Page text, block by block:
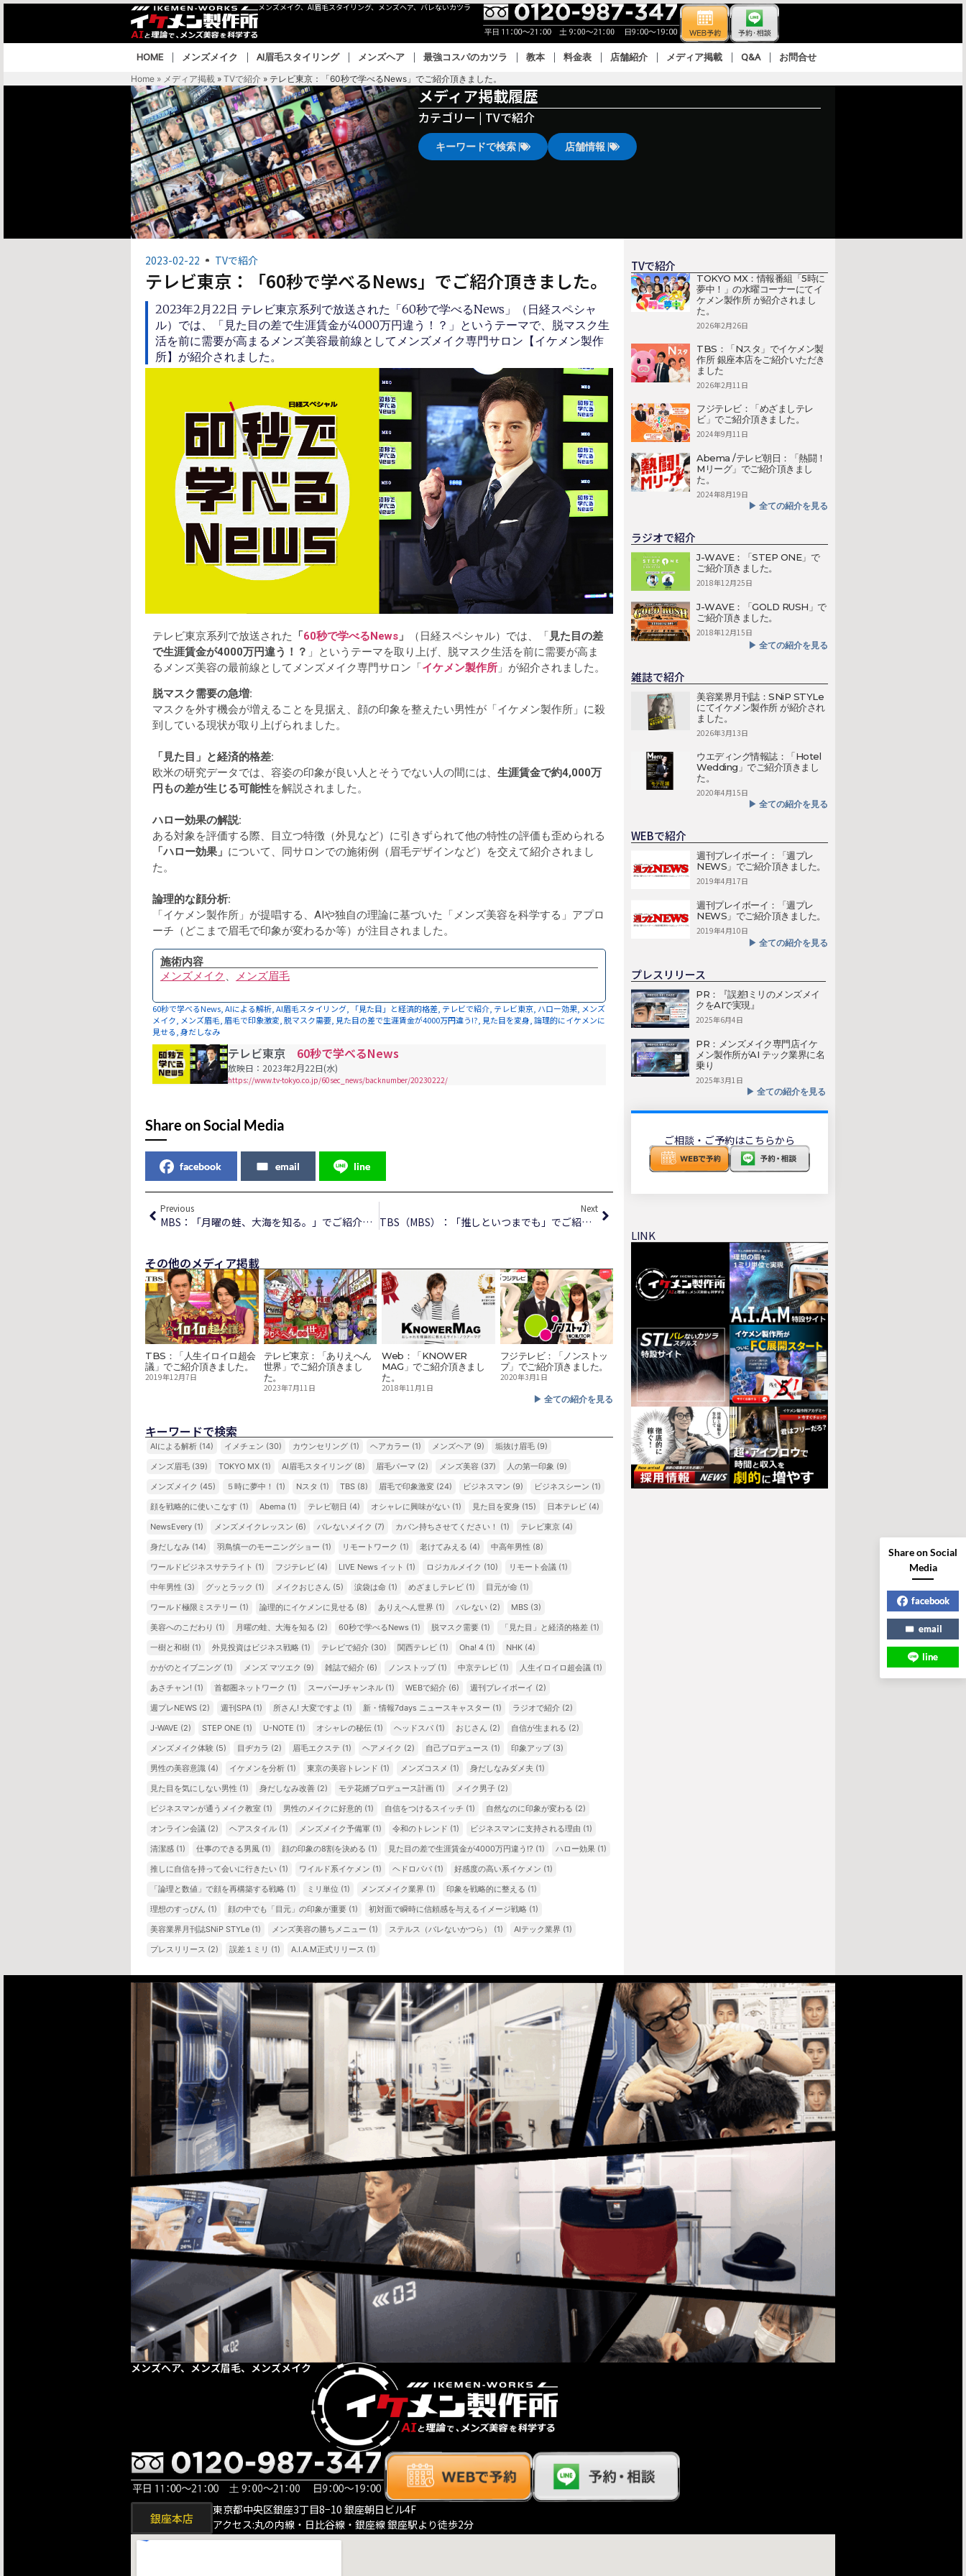
メンズメイク、AI眉毛スタイリング、メンズヘア、バレないカツラ
HOME メンズメイク AI眉毛スタイリング メンズヘア 最強コスパのカツラ 教本 料金表 店舗紹介 メディア掲載 Q&A
お問合せ
Home » メディア掲載 » TVで紹介 » テレビ東京：「60秒で学べるNews」でご紹介頂きました。
メディア掲載履歴
カテゴリー | TVで紹介
キーワードで検索 | 店舗情報 |
2023-02-22 TVで紹介
テレビ東京：「60秒で学べるNews」でご紹介頂きました。
2023年2月22日 テレビ東京系列で放送された「60秒で学べるNews」（日経スペシャ
ル）では、「見た目の差で生涯賃金が4000万円違う！？」というテーマで、脱マスク生
活を前に需要が高まるメンズ美容最前線としてメンズメイク専門サロン【イケメン製作
所】が紹介されました。
テレビ東京系列で放送された 「60秒で学べるNews 」 （日経スペシャル）では、「 見た目の差
で生涯賃金が4000万円違う！？ 」というテーマを取り上げ、脱マスク生活を前に需要が高ま
るメンズ美容の最前線としてメンズメイク専門サロン「イケメン製作所 」が紹介されました。
脱マスク需要の急増:
マスクを外す機会が増えることを見据え、顔の印象を整えたい男性が「イケメン製作所」に殺
到している現状が取り上げられました。
「見た目」と経済的格差:
欧米の研究データでは、容姿の印象が良い人とそうでない人の間には、 生涯賃金で約4,000万
円もの差が生じる可能性を解説されました。
ハロー効果の解説:
ある対象を評価する際、目立つ特徴（外見など）に引きずられて他の特性の評価も歪められる
「ハロー効果」 について、同サロンでの施術例（眉毛デザインなど）を交えて紹介されまし
た。
論理的な顔分析:
「イケメン製作所」が提唱する、AIや独自の理論に基づいた「メンズ美容を科学する」アプロ
ーチ（どこまで眉毛で印象が変わるか等）が注目されました。
施術内容
メンズメイク 、 メンズ眉毛
60秒で学べるNews AIによる解析 AI眉毛スタイリング 「見た目」と経済的格差 テレビで紹介 テレビ東京 ハロー効果 メンズ
メイク メンズ眉毛 眉毛で印象激変 脱マスク需要 見た目の差で生涯賃金が4000万円違う!? 見た目を変身 論理的にイケメンに
見せる 身だしなみ
テレビ東京 60秒で学べるNews
放映日：2023年2月22日(水)
https://www.tv-tokyo.co.jp/60sec_news/backnumber/20230222/
Share on Social Media
facebook email line
Previous
MBS：「月曜の蛙、大海を知る。」でご紹介頂きました。
Next
TBS（MBS）：「推しといつまでも」でご紹介頂きました。
その他のメディア掲載
TBS：「人生イロイロ超会
議」でご紹介頂きました。
2019年12月7日
テレビ東京：「ありえへん
世界」でご紹介頂きまし
た。
2023年7月11日
Web：「KNOWER
MAG」でご紹介頂きまし
た。
2018年11月1日
フジテレビ：「ノンストッ
プ」でご紹介頂きました。
2020年3月1日
▶︎ 全ての紹介を見る
キーワードで検索
AIによる解析 (14) イメチェン (30) カウンセリング (1) ヘアカラー (1) メンズヘア (9) 垢抜け眉毛 (9)
メンズ眉毛 (39) TOKYO MX (1) AI眉毛スタイリング (8) 眉毛パーマ (2) メンズ美容 (37) 人の第一印象 (9)
メンズメイク (45) ５時に夢中！ (1) Nスタ (1) TBS (8) 眉毛で印象激変 (24) ビジネスマン (9) ビジネスシーン (1)
顔を戦略的に使いこなす (1) Abema (1) テレビ朝日 (4) オシャレに興味がない (1) 見た目を変身 (15) 日本テレビ (4)
NewsEvery (1) メンズメイクレッスン (6) バレないメイク (7) カバン持ちさせてください！ (1) テレビ東京 (4)
身だしなみ (14) 羽鳥慎一のモーニングショー (1) リモートワーク (1) 老けてみえる (4) 中高年男性 (8)
ワールドビジネスサテライト (1) フジテレビ (4) LIVE News イット (1) ロジカルメイク (10) リモート会議 (1)
中年男性 (3) グッとラック (1) メイクおじさん (5) 涙袋は命 (1) めざましテレビ (1) 目元が命 (1)
ワールド極限ミステリー (1) 論理的にイケメンに見せる (8) ありえへん世界 (1) バレない (2) MBS (3)
美容へのこだわり (1) 月曜の蛙、大海を知る (2) 60秒で学べるNews (1) 脱マスク需要 (1) 「見た目」と経済的格差 (1)
一樹と和樹 (1) 外見投資はビジネス戦略 (1) テレビで紹介 (30) 関西テレビ (1) Oha! 4 (1) NHK (4)
かがのとイブニング (1) メンズ マツエク (9) 雑誌で紹介 (6) ノンストップ (1) 中京テレビ (1) 人生イロイロ超会議 (1)
あさチャン! (1) 首都圏ネットワーク (1) スーパーJチャンネル (1) WEBで紹介 (6) 週刊プレイボーイ (2)
週プレNEWS (2) 週刊SPA (1) 所さん! 大変ですよ (1) 新・情報7days ニュースキャスター (1) ラジオで紹介 (2)
J-WAVE (2) STEP ONE (1) U-NOTE (1) オシャレの秘伝 (1) ヘッドスパ (1) おじさん (2) 自信が生まれる (2)
メンズメイク体験 (5) 目ヂカラ (2) 眉毛エクステ (1) ヘアメイク (2) 自己プロデュース (1) 印象アップ (3)
男性の美容意識 (4) イケメンを分析 (1) 東京の美容トレンド (1) メンズコスメ (1) 身だしなみダメ夫 (1)
見た目を気にしない男性 (1) 身だしなみ改善 (2) モテ花婿プロデュース計画 (1) メイク男子 (2)
ビジネスマンが通うメイク教室 (1) 男性のメイクに好意的 (1) 自信をつけるスイッチ (1) 自然なのに印象が変わる (2)
オンライン会議 (2) ヘアスタイル (1) メンズメイク予備軍 (1) 令和のトレンド (1) ビジネスマンに支持される理由 (1)
清潔感 (1) 仕事のできる男風 (1) 顔の印象の8割を決める (1) 見た目の差で生涯賃金が4000万円違う!? (1) ハロー効果 (1)
推しに自信を持って会いに行きたい (1) ワイルド系イケメン (1) ヘドロパパ (1) 好感度の高い系イケメン (1)
「論理と数値」で顔を再構築する戦略 (1) ミリ単位 (1) メンズメイク業界 (1) 印象を戦略的に整える (1)
理想のすっぴん (1) 顔の中でも「目元」の印象が重要 (1) 初対面で瞬時に信頼感を与えるイメージ戦略 (1)
美容業界月刊誌SNiP STYLe (1) メンズ美容の勝ちメニュー (1) ステルス（バレないかつら） (1) AIテック業界 (1)
プレスリリース (2) 誤差１ミリ (1) A.I.A.M正式リリース (1)
TVで紹介
TOKYO MX：情報番組「5時に
夢中！」の水曜コーナーにてイ
ケメン製作所 が紹介されまし
た。
2026年2月26日
TBS：「Nスタ」でイケメン製
作所 銀座本店をご紹介いただき
ました
2026年2月11日
フジテレビ：「めざましテレ
ビ」でご紹介頂きました。
2024年9月11日
Abema /テレビ朝日：「熱闘！
Mリーグ」でご紹介頂きまし
た。
2024年8月19日
▶︎ 全ての紹介を見る
ラジオで紹介
J-WAVE：「STEP ONE」で
ご紹介頂きました。
2018年12月25日
J-WAVE：「GOLD RUSH」で
ご紹介頂きました。
2018年12月15日
▶︎ 全ての紹介を見る
雑誌で紹介
美容業界月刊誌：SNiP STYLe
にてイケメン製作所 が紹介され
ました。
2026年3月13日
ウエディング情報誌：「Hotel
Wedding」でご紹介頂きまし
た。
2020年4月15日
▶︎ 全ての紹介を見る
WEBで紹介
週刊プレイボーイ：「週プレ
NEWS」でご紹介頂きました。
2019年4月17日
週刊プレイボーイ：「週プレ
NEWS」でご紹介頂きました。
2019年4月10日
▶︎ 全ての紹介を見る
プレスリリース
PR：『誤差1ミリのメンズメイ
クをAIで実現』
2025年6月4日
PR：メンズメイク専門店イケ
メン製作所がAI テック業界に名
乗り
2025年3月1日
▶︎ 全ての紹介を見る
ご相談・ご予約はこちらから
LINK
メンズヘア、メンズ眉毛、メンズメイク
銀座本店
東京都中央区銀座3丁目8−10 銀座朝日ビル4F
アクセス:丸の内線・日比谷線・銀座線 銀座駅より徒歩2分
Share on Social
Media
facebook
email
line